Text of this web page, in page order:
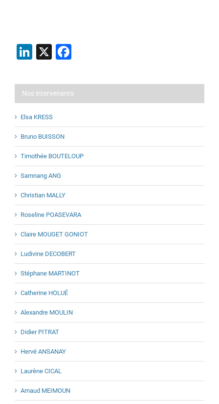
LinkedIn
X
Nos intervenants
Elsa KRESS
Bruno BUISSON
Timothée BOUTELOUP
Samnang ANG
Christian MALLY
Roseline POASEVARA
Claire MOUGET GONIOT
Ludivine DECOBERT
Stéphane MARTINOT
Catherine HOLUÉ
Alexandre MOULIN
Didier PITRAT
Hervé ANSANAY
Laurène CICAL
Arnaud MEIMOUN